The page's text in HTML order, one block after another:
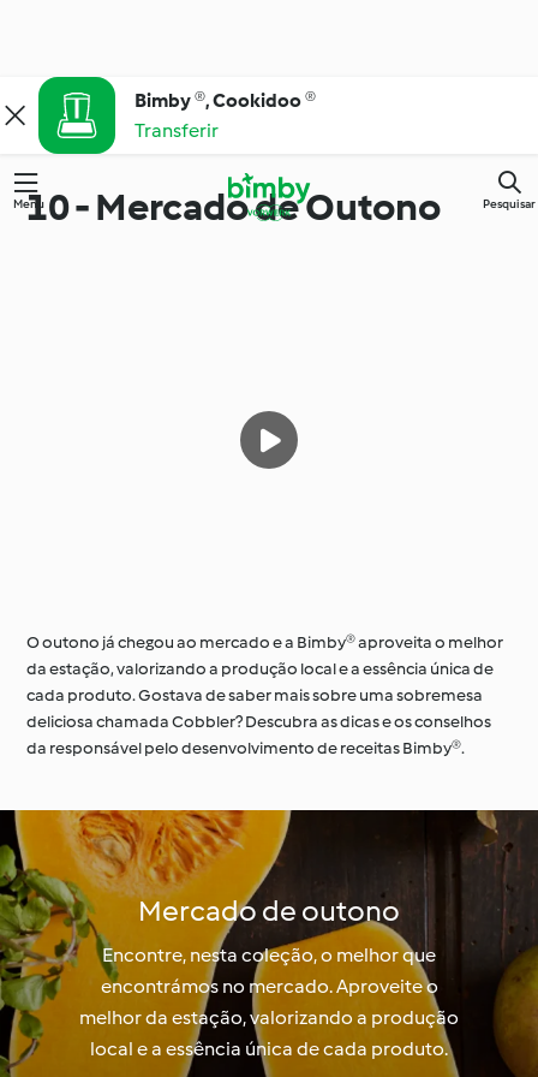
Bimby ®, Cookidoo ®
Transferir
Menu Pesquisar
10 - Mercado de Outono
O outono já chegou ao mercado e a Bimby® aproveita o melhor
da estação, valorizando a produção local e a essência única de
cada produto. Gostava de saber mais sobre uma sobremesa
deliciosa chamada Cobbler? Descubra as dicas e os conselhos
da responsável pelo desenvolvimento de receitas Bimby®.
Mercado de outono
Encontre, nesta coleção, o melhor que
encontrámos no mercado. Aproveite o
melhor da estação, valorizando a produção
local e a essência única de cada produto.